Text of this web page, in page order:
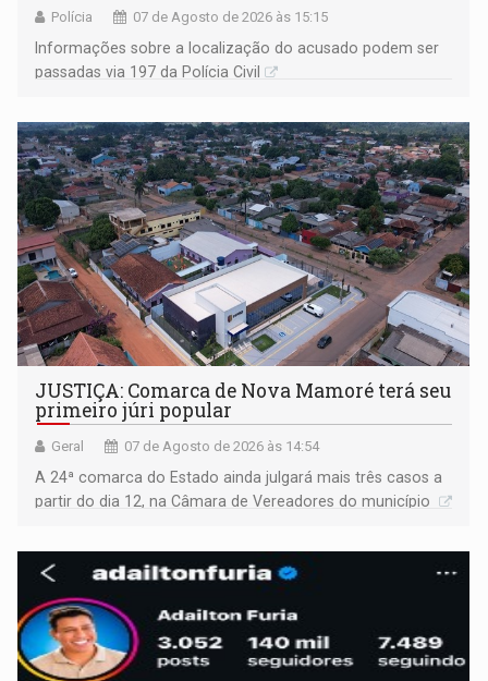
Polícia 07 de Agosto de 2026 às 15:15
Informações sobre a localização do acusado podem ser
passadas via 197 da Polícia Civil
JUSTIÇA: Comarca de Nova Mamoré terá seu
primeiro júri popular
Geral 07 de Agosto de 2026 às 14:54
A 24ª comarca do Estado ainda julgará mais três casos a
partir do dia 12, na Câmara de Vereadores do município